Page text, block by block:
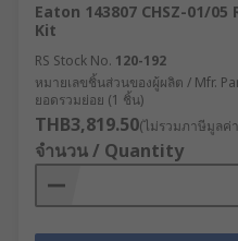
Eaton 143807 CHSZ-01/
Kit
RS Stock No. 120-192
หมายเลขชิ้นส่วนของผู้ผลิต / Mfr.
ยอดรวมย่อย (1 ชิ้น)
THB3,819.50(ไม่รวมภาษีมูลค่
จำนวน / Quantity